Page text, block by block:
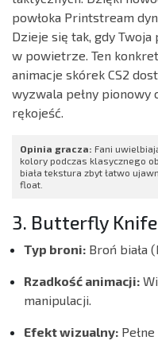
powłoka Printstream
Dzieje się tak, gdy
w powietrze. Ten
animacje skórek CS2
wyzwala pełny
rękojeść.
Opinia gracza: Fani
kolory podczas klasycznego
biała tekstura zbyt łatwo
float.
3. Butterfly Knife
Typ broni: Broń biała
Rzadkość animacji:
manipulacji.
Efekt wizualny: